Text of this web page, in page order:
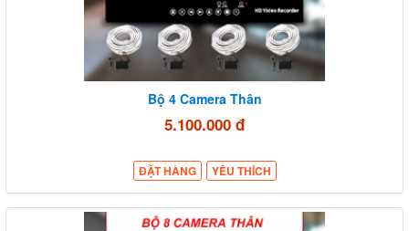
Bộ 4 Camera Thân
5.100.000 đ
ĐẶT HÀNG YÊU THÍCH